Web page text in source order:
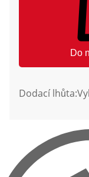
Do
Dodací lhůta: